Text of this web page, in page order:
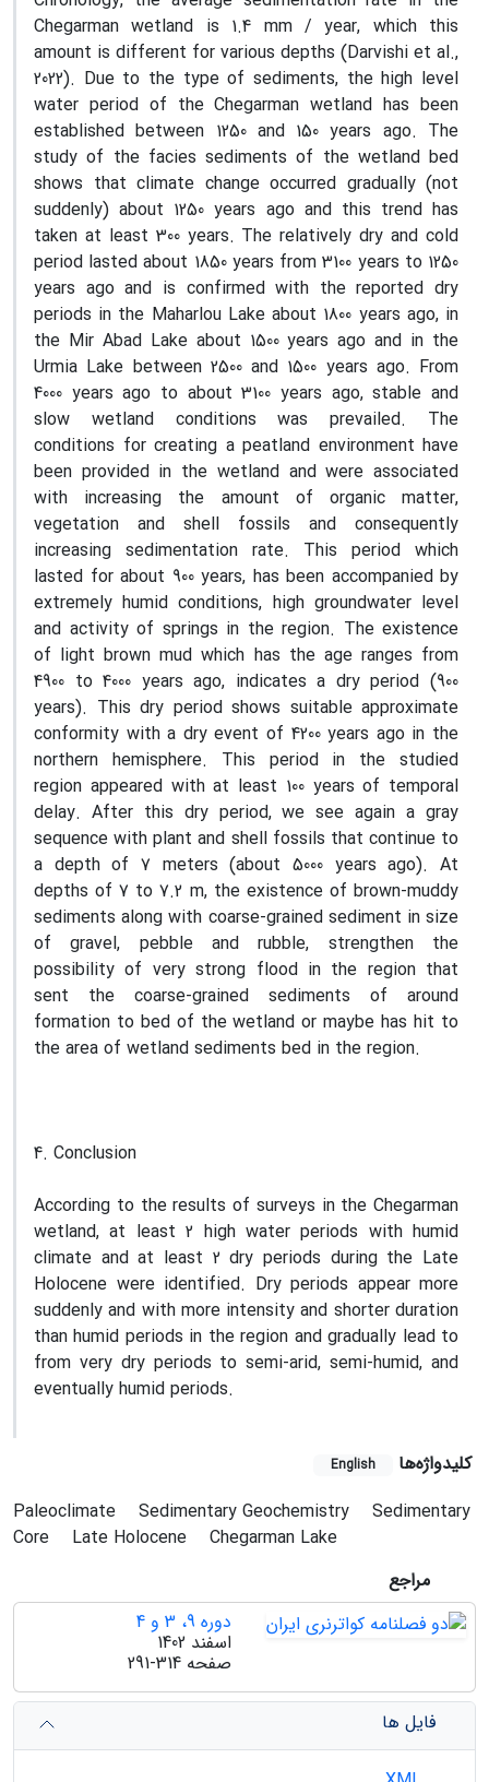
Chegarman wetland is 1.4 mm / year, which this
amount is different for various depths (Darvishi et al.,
2022). Due to the type of sediments, the high level
water period of the Chegarman wetland has been
established between 1250 and 150 years ago. The
study of the facies sediments of the wetland bed
shows that climate change occurred gradually (not
suddenly) about 1250 years ago and this trend has
taken at least 300 years. The relatively dry and cold
period lasted about 1850 years from 3100 years to 1250
years ago and is confirmed with the reported dry
periods in the Maharlou Lake about 1800 years ago, in
the Mir Abad Lake about 1500 years ago and in the
Urmia Lake between 2500 and 1500 years ago. From
4000 years ago to about 3100 years ago, stable and
slow wetland conditions was prevailed. The
conditions for creating a peatland environment have
been provided in the wetland and were associated
with increasing the amount of organic matter,
vegetation and shell fossils and consequently
increasing sedimentation rate. This period which
lasted for about 900 years, has been accompanied by
extremely humid conditions, high groundwater level
and activity of springs in the region. The existence
of light brown mud which has the age ranges from
4900 to 4000 years ago, indicates a dry period (900
years). This dry period shows suitable approximate
conformity with a dry event of 4200 years ago in the
northern hemisphere. This period in the studied
region appeared with at least 100 years of temporal
delay. After this dry period, we see again a gray
sequence with plant and shell fossils that continue to
a depth of 7 meters (about 5000 years ago). At
depths of 7 to 7.2 m, the existence of brown-muddy
sediments along with coarse-grained sediment in size
of gravel, pebble and rubble, strengthen the
possibility of very strong flood in the region that
sent the coarse-grained sediments of around
formation to bed of the wetland or maybe has hit to
the area of wetland sediments bed in the region.
4. Conclusion
According to the results of surveys in the Chegarman
wetland, at least 2 high water periods with humid
climate and at least 2 dry periods during the Late
Holocene were identified. Dry periods appear more
suddenly and with more intensity and shorter duration
than humid periods in the region and gradually lead to
from very dry periods to semi-arid, semi-humid, and
eventually humid periods.
کلیدواژه‌ها English
Paleoclimate Sedimentary Geochemistry
Sedimentary
Core
Late Holocene
Chegarman Lake
مراجع
دوره 9، 3 و 4
اسفند 1402
صفحه 291-314
فایل ها